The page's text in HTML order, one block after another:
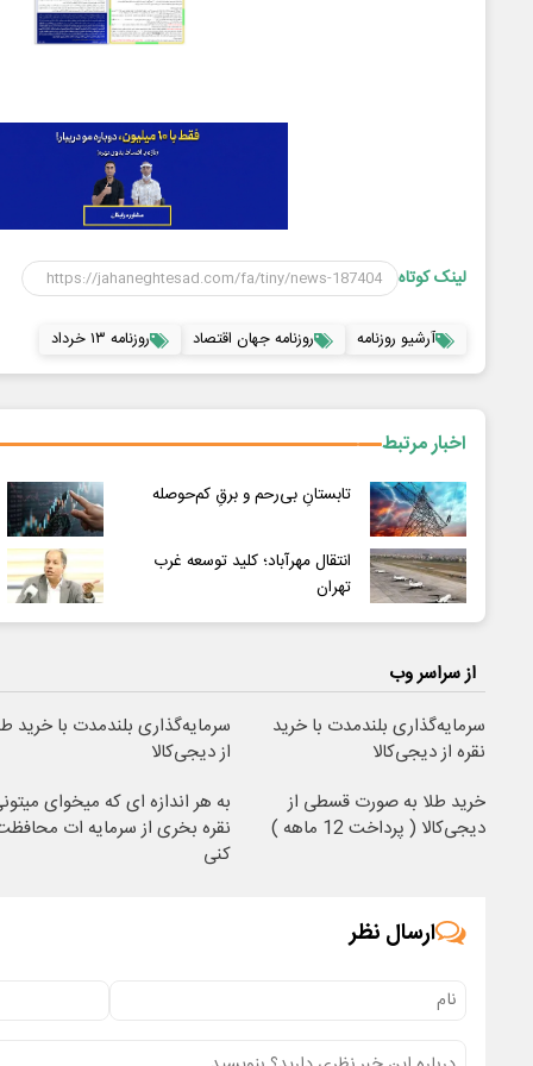
لینک کوتاه
آرشیو روزنامه روزنامه جهان اقتصاد روزنامه ۱۳ خرداد
اخبار مرتبط
تابستانِ بی‌رحم و برقِ کم‌حوصله
انتقال مهرآباد؛ کلید توسعه غرب
تهران
از سراسر وب
سرمایه‌گذاری بلندمدت با خرید
نقره از دیجی‌کالا
سرمایه‌گذاری بلندمدت با خرید
از دیجی‌کالا
خرید طلا به صورت قسطی از
دیجی‌کالا ( پرداخت 12 ماهه )
به هر اندازه ای که میخوای
نقره بخری از سرمایه ات
کنی
ارسال نظر